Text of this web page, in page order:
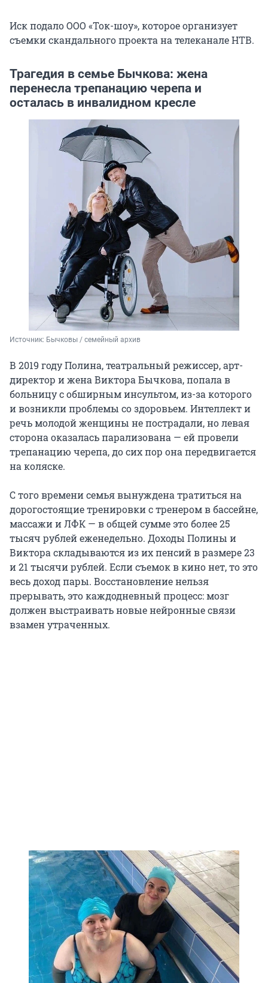
Иск подало ООО «Ток-шоу», которое организует
съемки скандального проекта на телеканале НТВ.
Трагедия в семье Бычкова: жена
перенесла трепанацию черепа и
осталась в инвалидном кресле
Источник: Бычковы / семейный архив
В 2019 году Полина, театральный режиссер, арт-
директор и жена Виктора Бычкова, попала в
больницу с обширным инсультом, из-за которого
и возникли проблемы со здоровьем. Интеллект и
речь молодой женщины не пострадали, но левая
сторона оказалась парализована — ей провели
трепанацию черепа, до сих пор она передвигается
на коляске.
С того времени семья вынуждена тратиться на
дорогостоящие тренировки с тренером в бассейне,
массажи и ЛФК — в общей сумме это более 25
тысяч рублей еженедельно. Доходы Полины и
Виктора складываются из их пенсий в размере 23
и 21 тысячи рублей. Если съемок в кино нет, то это
весь доход пары. Восстановление нельзя
прерывать, это каждодневный процесс: мозг
должен выстраивать новые нейронные связи
взамен утраченных.